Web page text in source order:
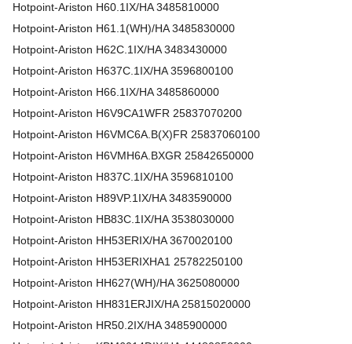
Hotpoint-Ariston H60.1IX/HA 3485810000
Hotpoint-Ariston H61.1(WH)/HA 3485830000
Hotpoint-Ariston H62C.1IX/HA 3483430000
Hotpoint-Ariston H637C.1IX/HA 3596800100
Hotpoint-Ariston H66.1IX/HA 3485860000
Hotpoint-Ariston H6V9CA1WFR 25837070200
Hotpoint-Ariston H6VMC6A.B(X)FR 25837060100
Hotpoint-Ariston H6VMH6A.BXGR 25842650000
Hotpoint-Ariston H837C.1IX/HA 3596810100
Hotpoint-Ariston H89VP.1IX/HA 3483590000
Hotpoint-Ariston HB83C.1IX/HA 3538030000
Hotpoint-Ariston HH53ERIX/HA 3670020100
Hotpoint-Ariston HH53ERIXHA1 25782250100
Hotpoint-Ariston HH627(WH)/HA 3625080000
Hotpoint-Ariston HH831ERJIX/HA 25815020000
Hotpoint-Ariston HR50.2IX/HA 3485900000